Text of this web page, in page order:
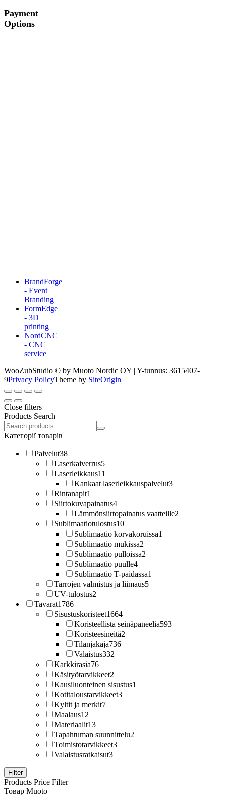
Payment
Options
BrandForge
- Event
Branding
FormEdge
- 3D
printing
NordCNC
- CNC
service
WooZubStudio © by Muoto Nordic OY | Y-tunnus: 3615407-
9Privacy PolicyTheme by SiteOrigin
Close filters
Products Search
Search
products:
Категорії товарів
Palvelut38
Laserkaiverrus5
Laserleikkaus11
Kankaat laserleikkauspalvelut3
Rintanapit1
Siirtokuvapainatus4
Lämmönsiirtopainatus vaatteille2
Sublimaatiotulostus10
Sublimaatio korvakoruissa1
Sublimaatio mukissa2
Sublimaatio pulloissa2
Sublimaatio puulle4
Sublimaatio T-paidassa1
Tarrojen valmistus ja liimaus5
UV-tulostus2
Tavarat1786
Sisustuskoristeet1664
Koristeellista seinäpaneelia593
Koristeesineitä2
Tilanjakaja736
Valaistus332
Karkkirasia76
Käsityötarvikkeet2
Kausiluonteinen sisustus1
Kotitaloustarvikkeet3
Kyltit ja merkit7
Maalaus12
Materiaalit13
Tapahtuman suunnittelu2
Toimistotarvikkeet3
Valaistusratkaisut3
Filter
Products Price Filter
Товар Muoto